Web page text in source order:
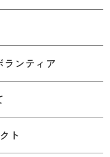
ランティア
ト